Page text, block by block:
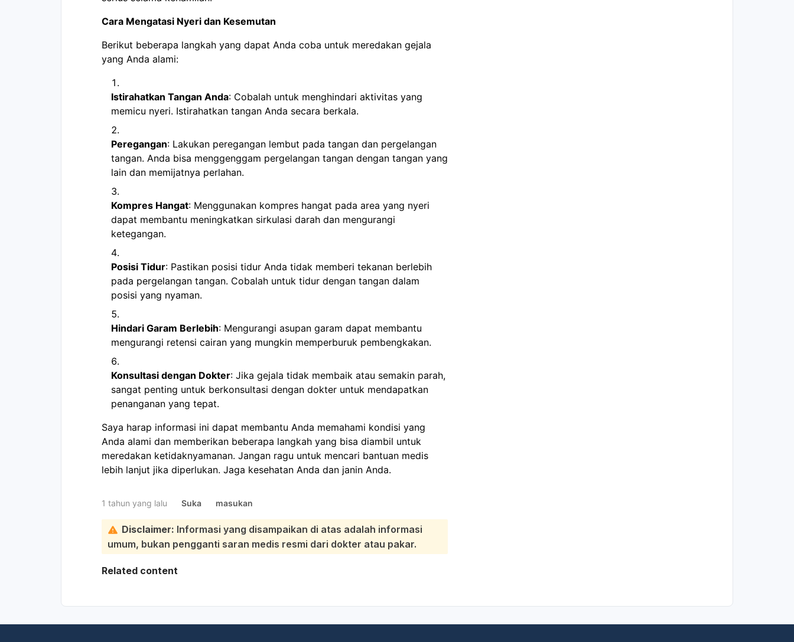
Cara Mengatasi Nyeri dan Kesemutan
Berikut beberapa langkah yang dapat Anda coba untuk meredakan gejala
yang Anda alami:
Istirahatkan Tangan Anda: Cobalah untuk menghindari aktivitas yang
memicu nyeri. Istirahatkan tangan Anda secara berkala.
Peregangan: Lakukan peregangan lembut pada tangan dan pergelangan
tangan. Anda bisa menggenggam pergelangan tangan dengan tangan yang
lain dan memijatnya perlahan.
Kompres Hangat: Menggunakan kompres hangat pada area yang nyeri
dapat membantu meningkatkan sirkulasi darah dan mengurangi
ketegangan.
Posisi Tidur: Pastikan posisi tidur Anda tidak memberi tekanan berlebih
pada pergelangan tangan. Cobalah untuk tidur dengan tangan dalam
posisi yang nyaman.
Hindari Garam Berlebih: Mengurangi asupan garam dapat membantu
mengurangi retensi cairan yang mungkin memperburuk pembengkakan.
Konsultasi dengan Dokter: Jika gejala tidak membaik atau semakin parah,
sangat penting untuk berkonsultasi dengan dokter untuk mendapatkan
penanganan yang tepat.
Saya harap informasi ini dapat membantu Anda memahami kondisi yang
Anda alami dan memberikan beberapa langkah yang bisa diambil untuk
meredakan ketidaknyamanan. Jangan ragu untuk mencari bantuan medis
lebih lanjut jika diperlukan. Jaga kesehatan Anda dan janin Anda.
1 tahun yang lalu Suka masukan
Disclaimer: Informasi yang disampaikan di atas adalah informasi
umum, bukan pengganti saran medis resmi dari dokter atau pakar.
Related content